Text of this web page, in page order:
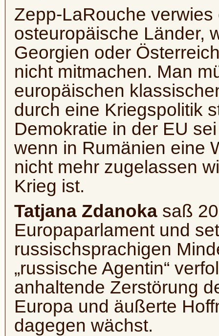
Zepp-LaRouche
osteuropäische Länder,
Georgien oder
nicht mitmachen. Man
europäischen
durch eine Kriegspolitik
Demokratie in der EU
wenn in Rumänien eine
nicht mehr zugelassen
Krieg ist.
Tatjana Zdanoka saß
Europaparlament und
russischsprachigen
„russische Agentin“
anhaltende Zerstörung
Europa und äußerte
dagegen wächst.